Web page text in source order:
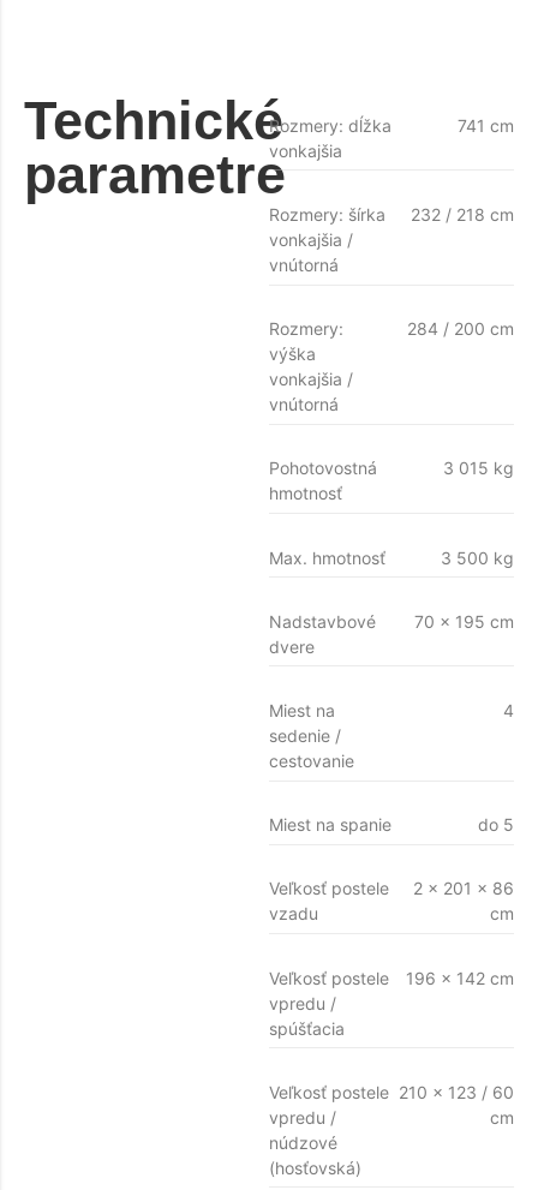
Technické
parametre
Rozmery: dĺžka
vonkajšia
741 cm
Rozmery: šírka
vonkajšia /
vnútorná
232 / 218 cm
Rozmery:
výška
vonkajšia /
vnútorná
284 / 200 cm
Pohotovostná
hmotnosť
3 015 kg
Max. hmotnosť 3 500 kg
Nadstavbové
dvere
70 x 195 cm
Miest na
sedenie /
cestovanie
4
Miest na spanie do 5
Veľkosť postele
vzadu
2 x 201 x 86
cm
Veľkosť postele
vpredu /
spúšťacia
196 x 142 cm
Veľkosť postele
vpredu /
núdzové
(hosťovská)
210 x 123 / 60
cm